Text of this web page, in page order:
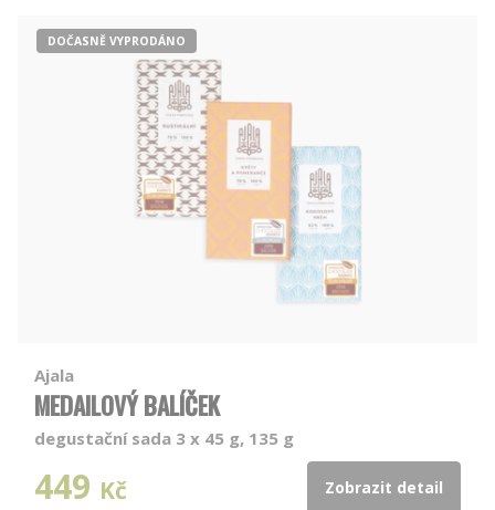
DOČASNĚ VYPRODÁNO
Ajala
MEDAILOVÝ BALÍČEK
degustační sada 3 x 45 g, 135 g
449 Kč Zobrazit detail